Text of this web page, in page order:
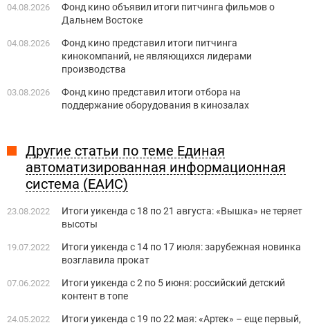
04.08.2026
Фонд кино объявил итоги питчинга фильмов о
Дальнем Востоке
04.08.2026
Фонд кино представил итоги питчинга
кинокомпаний, не являющихся лидерами
производства
03.08.2026
Фонд кино представил итоги отбора на
поддержание оборудования в кинозалах
Другие статьи по теме Единая
автоматизированная информационная
система (ЕАИС)
23.08.2022
Итоги уикенда с 18 по 21 августа: «Вышка» не теряет
высоты
19.07.2022
Итоги уикенда с 14 по 17 июля: зарубежная новинка
возглавила прокат
07.06.2022
Итоги уикенда с 2 по 5 июня: российский детский
контент в топе
24.05.2022
Итоги уикенда с 19 по 22 мая: «Артек» – еще первый,